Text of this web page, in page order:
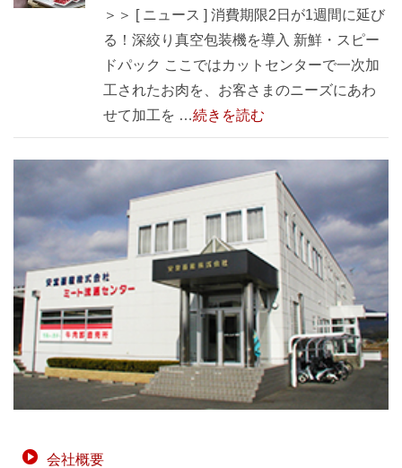
＞＞ [ ニュース ] 消費期限2日が1週間に延び
る！深絞り真空包装機を導入 新鮮・スピー
ドパック ここではカットセンターで一次加
工されたお肉を、お客さまのニーズにあわ
せて加工を …続きを読む
会社概要